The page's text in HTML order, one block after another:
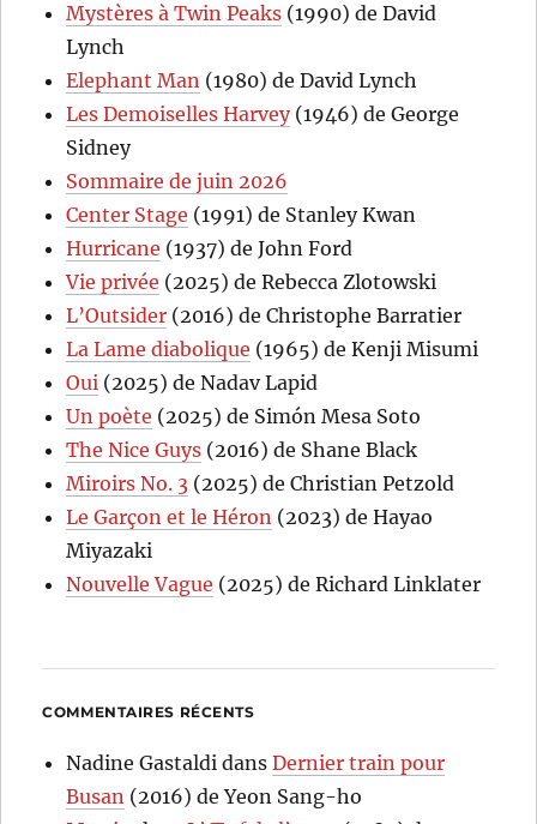
Mystères à Twin Peaks (1990) de David
Lynch
Elephant Man (1980) de David Lynch
Les Demoiselles Harvey(1946) de George
Sidney
Sommaire de juin 2026
Center Stage (1991) de Stanley Kwan
Hurricane (1937) de John Ford
Vie privée (2025) de Rebecca Zlotowski
L’Outsider (2016) de Christophe Barratier
La Lame diabolique (1965) de Kenji Misumi
Oui (2025) de Nadav Lapid
Un poète (2025) de Simón Mesa Soto
The Nice Guys (2016) de Shane Black
Miroirs No. 3 (2025) de Christian Petzold
Le Garçon et le Héron (2023) de Hayao
Miyazaki
Nouvelle Vague (2025) de Richard Linklater
COMMENTAIRES RÉCENTS
Nadine Gastaldi dansDernier train pour
Busan (2016) de Yeon Sang-ho